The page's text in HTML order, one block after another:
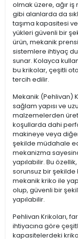
olmak üzere, ağır
gibi alanlarda da
taşıma kapasitesi ve
yükleri güvenli bir
ürün, mekanik
sistemlere ihtiyaç
sunar. Kolayca
bu krikolar, çeşitli
tercih edilir.
Mekanik (Pehlivan)
sağlam yapısı ve
malzemelerden
koşullarda dahi
makineye veya
şekilde müdahale
mekanizma
yapılabilir. Bu
sorunsuz bir şekilde
mekanik kriko ile
olup, güvenli bir
yapılabilir.
Pehlivan Krikoları,
ihtiyacına göre
kapasitelerdeki